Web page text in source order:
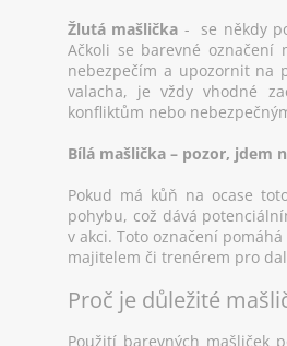
Žlutá mašlička - se někdy
Ačkoli se barevné označení
nebezpečím a upozornit na
valacha, je vždy vhodné
konfliktům nebo
Bílá mašlička – pozor, jdem
Pokud má kůň na ocase
pohybu, což dává
v akci. Toto označení
majitelem či trenérem pro
Proč je důležité
Použití barevných mašliček